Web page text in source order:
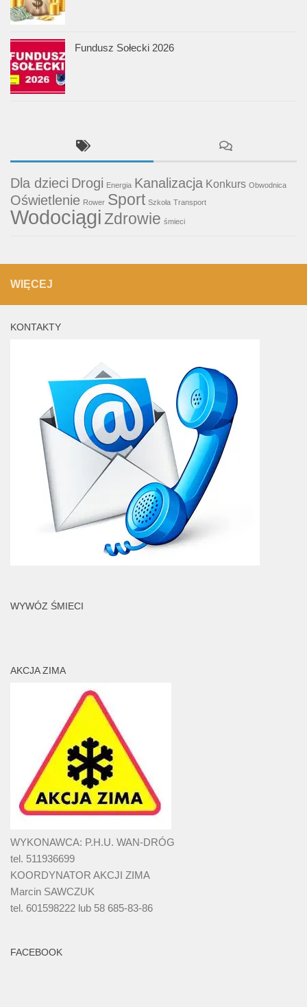
Fundusz Sołecki 2026
Dla dzieci Drogi Energia Kanalizacja Konkurs Obwodnica
Oświetlenie Rower Sport Szkoła Transport
WodociągiZdrowie śmieci
WIĘCEJ
KONTAKTY
WYWÓZ ŚMIECI
AKCJA ZIMA
WYKONAWCA: P.H.U. WAN-DRÓG
tel. 511936699
KOORDYNATOR AKCJI ZIMA
Marcin SAWCZUK
tel. 601598222 lub 58 685-83-86
FACEBOOK